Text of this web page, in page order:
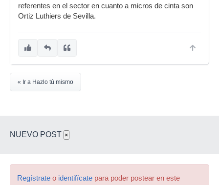
referentes en el sector en cuanto a micros de cinta son
Ortiz Luthiers de Sevilla.
« Ir a Hazlo tú mismo
NUEVO POST ×
Regístrate o identifícate para poder postear en este